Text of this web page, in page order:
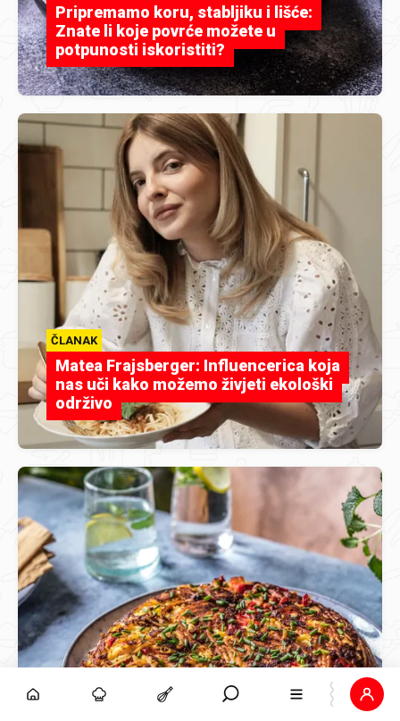
Pripremamo koru, stabljiku i lišće:
Znate li koje povrće možete u
potpunosti iskoristiti?
ČLANAK
Matea Frajsberger: Influencerica koja
nas uči kako možemo živjeti ekološki
održivo